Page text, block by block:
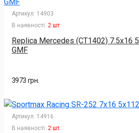
Артикул: 14903
В наявності: 2 шт
Replica Mercedes (CT1402) 7.5x16
GMF
3973 грн.
Артикул: 14916
В наявності: 2 шт